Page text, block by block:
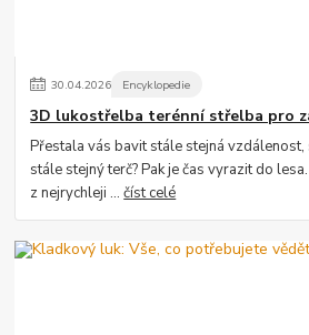
30.04.2026 Encyklopedie
3D lukostřelba terénní střelba pro
Přestala vás bavit stále stejná
stále stejný terč? Pak je čas vyrazit do
z nejrychleji ...číst celé